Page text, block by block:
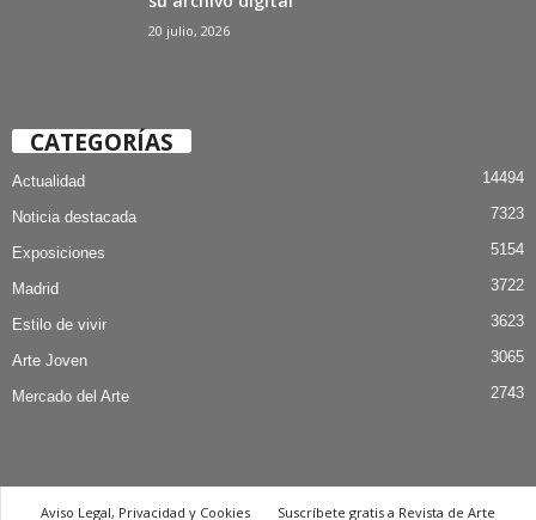
20 julio, 2026
CATEGORÍAS
Actualidad 14494
Noticia destacada 7323
Exposiciones 5154
Madrid 3722
Estilo de vivir 3623
Arte Joven 3065
Mercado del Arte 2743
Aviso Legal, Privacidad y Cookies Suscríbete gratis a Revista de Arte